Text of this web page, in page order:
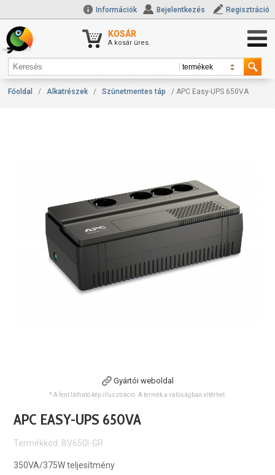
Információk Bejelentkezés Regisztráció
KOSÁR
A kosár üres.
Főoldal / Alkatrészek / Szünetmentes táp / APC Easy-UPS 650VA
Gyártói weboldal
* A fent látható kép illusztráció. A termék a valóságban eltérhet.
APC EASY-UPS 650VA
Termékkód: BV650I-GR
350VA/375W teljesítmény